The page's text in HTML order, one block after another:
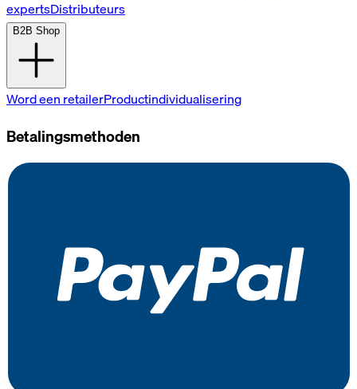
expertsDistributeurs
B2B Shop
Word een retailerProductindividualisering
Betalingsmethoden